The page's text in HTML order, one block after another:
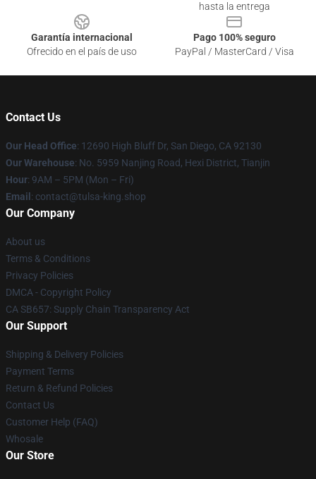
hasta la entrega
Garantía internacional
Ofrecido en el país de uso
Pago 100% seguro
PayPal / MasterCard / Visa
Contact Us
Our Head Office: 12690 High Bluff Dr, San Diego, CA 92130
Our Warehouse: No. 5959 Nanjing Road, Hexi District, Tianjin
Hour: 9AM – 5PM (Mon – Fri)
Email : contact@tulsa-king.shop
Our Company
About us
Terms & Conditions
Privacy Policies
DMCA - Copyright Policy
CA SB657: Supply Chain Transparency Act
Our Support
Shipping & Delivery Policies
Payment Terms
Return & Refund Policies
Contact Us
Customer Help (FAQ)
Whosale
Our Store